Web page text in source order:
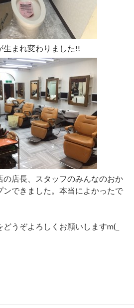
生まれ変わりました!!
の店長、スタッフのみんなのおか
ンできました。本当によかったで
うぞよろしくお願いしますm(_